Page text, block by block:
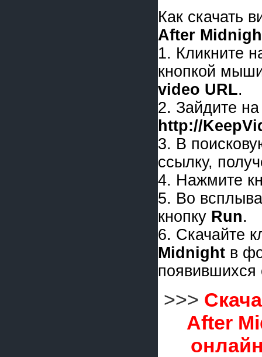
Как скачать
After
1. Кликните
кнопкой
video URL.
2. Зайдите на
http://
3. В
ссылку,
4. Нажмите
5. Во
кнопку Run.
6. Скачайте
Midnight в
появившихся
>>>
After